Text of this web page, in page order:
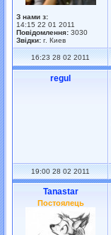
З нами з:
14:15 22 01 2011
Повідомлення: 3030
Звідки: г. Киев
16:23 28 02 2011
regul
19:00 28 02 2011
Tanastar
Постоялець